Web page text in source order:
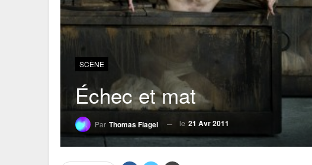
SCÈNE
Échec et mat
Par Thomas Flagel le 21 Avr 2011